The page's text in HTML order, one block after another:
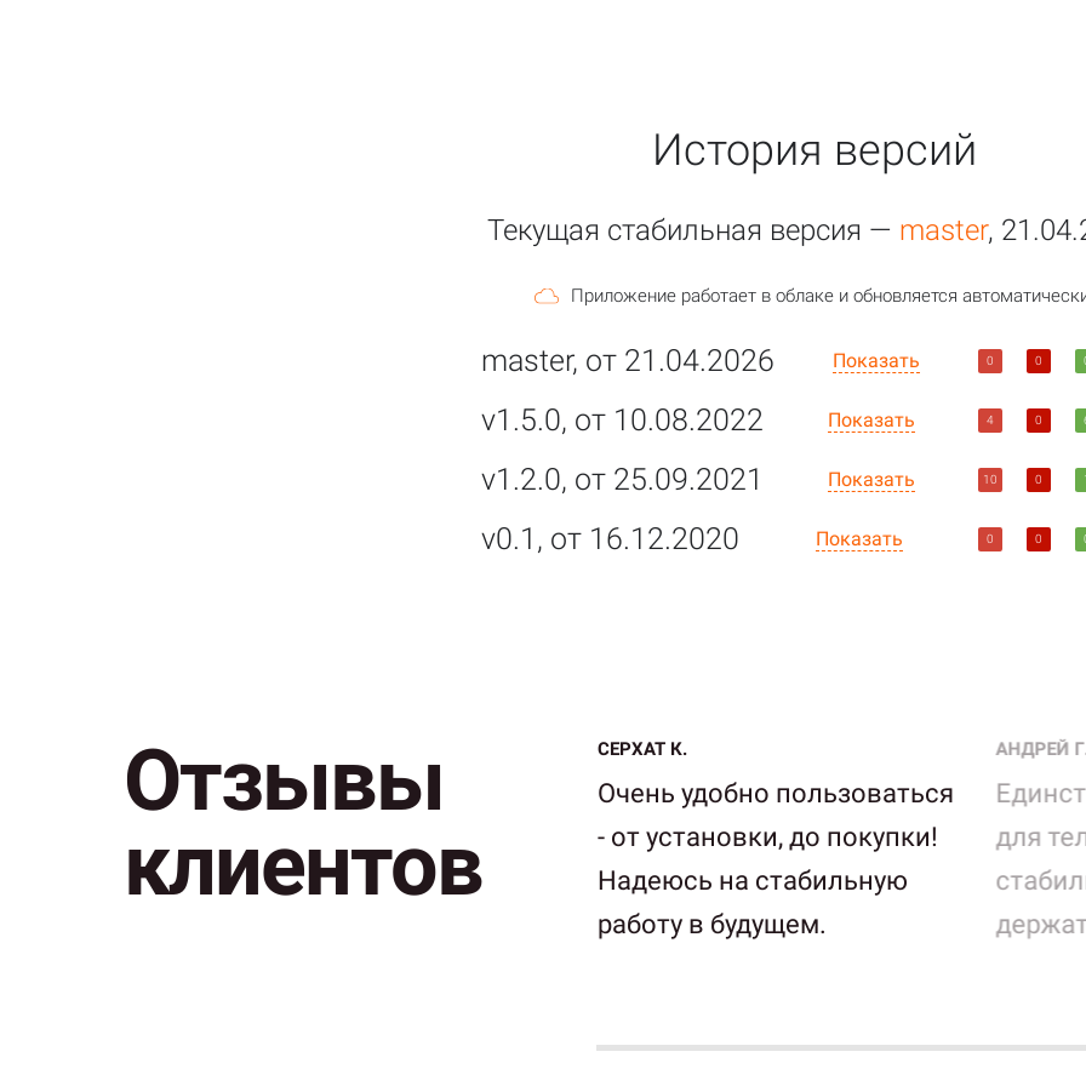
История версий
Текущая стабильная версия — master,
Приложение работает в облаке и обновляется
master, от 21.04.2026 Показать 0 0
v1.5.0, от 10.08.2022 Показать 4 0
v1.2.0, от 25.09.2021 Показать 10 0
v0.1, от 16.12.2020 Показать 0 0
Отзывы
клиентов
Спасибо за доработку и
багов!
СЕРХАТ К.
Очень удобно пользоваться
- от установки, до покупки!
Надеюсь на стабильную
работу в будущем.
АНДРЕЙ
для